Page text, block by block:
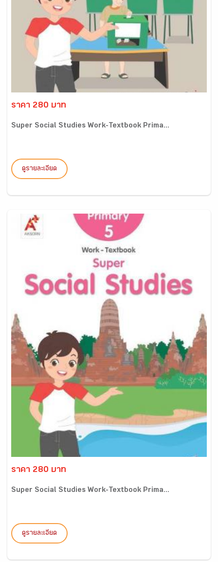
ราคา 280 บาท
Super Social Studies Work-Textbook Prima...
ดูรายละเอียด
ราคา 280 บาท
Super Social Studies Work-Textbook Prima...
ดูรายละเอียด